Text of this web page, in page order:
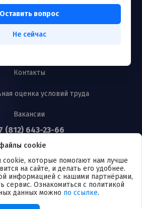
и сертификаты
Контакты
оценка условий труда
Вакансии
(812) 643-23-66
взрослых и детей в Московском районе, г.
характер. Размещенная на сайте
офертой, подлежит изменению юр.
одностороннем порядке.
cookie
которые помогают нам лучше
на сайте, и делать его удобнее.
информацией с нашими партнёрами,
сервис. Ознакомиться с политикой
данных можно по ссылке.
Не сейчас